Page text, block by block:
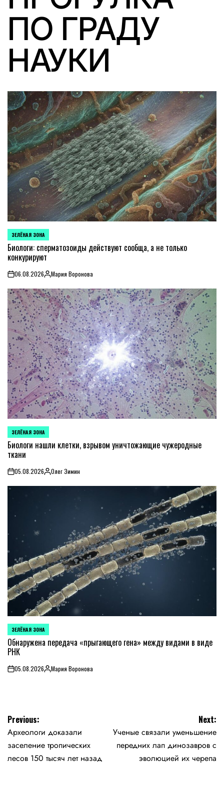
ПО ГРАДУ
НАУКИ
POSTED
IN
ЗЕЛЁНАЯ ЗОНА
Биологи: сперматозоиды действуют сообща, а не только
конкурируют
on06.08.2026PostedМария Воронова
POSTED
IN
ЗЕЛЁНАЯ ЗОНА
Биологи нашли клетки, взрывом уничтожающие чужеродные
ткани
on05.08.2026PostedОлег Зимин
POSTED
IN
ЗЕЛЁНАЯ ЗОНА
Обнаружена передача «прыгающего гена» между видами в виде
РНК
on05.08.2026PostedМария Воронова
Навигация
по
записям
Previous:
Археологи доказали
заселение тропических
лесов 150 тысяч лет назад
Next:
Ученые связали уменьшение
передних лап динозавров с
эволюцией их черепа